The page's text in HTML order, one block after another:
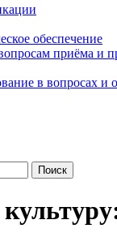
обеспечение
приёма и
в вопросах и